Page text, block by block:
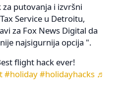
putovanja i izvršni
Service u Detroitu,
za Fox News Digital da
najsigurnija opcija ".
flight hack ever!
#holiday#holidayhacks ♬